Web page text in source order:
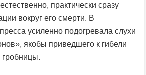
практически сразу
вокруг его смерти. В
усиленно подогревала слухи
якобы приведшего к гибели
гробницы.